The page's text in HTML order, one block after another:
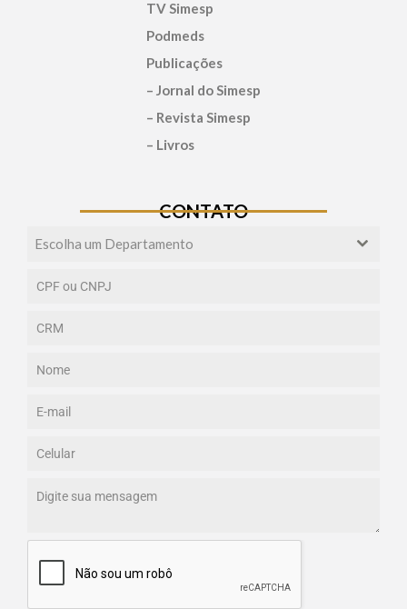
TV Simesp
Podmeds
Publicações
– Jornal do Simesp
– Revista Simesp
– Livros
CONTATO
Escolha um Departamento